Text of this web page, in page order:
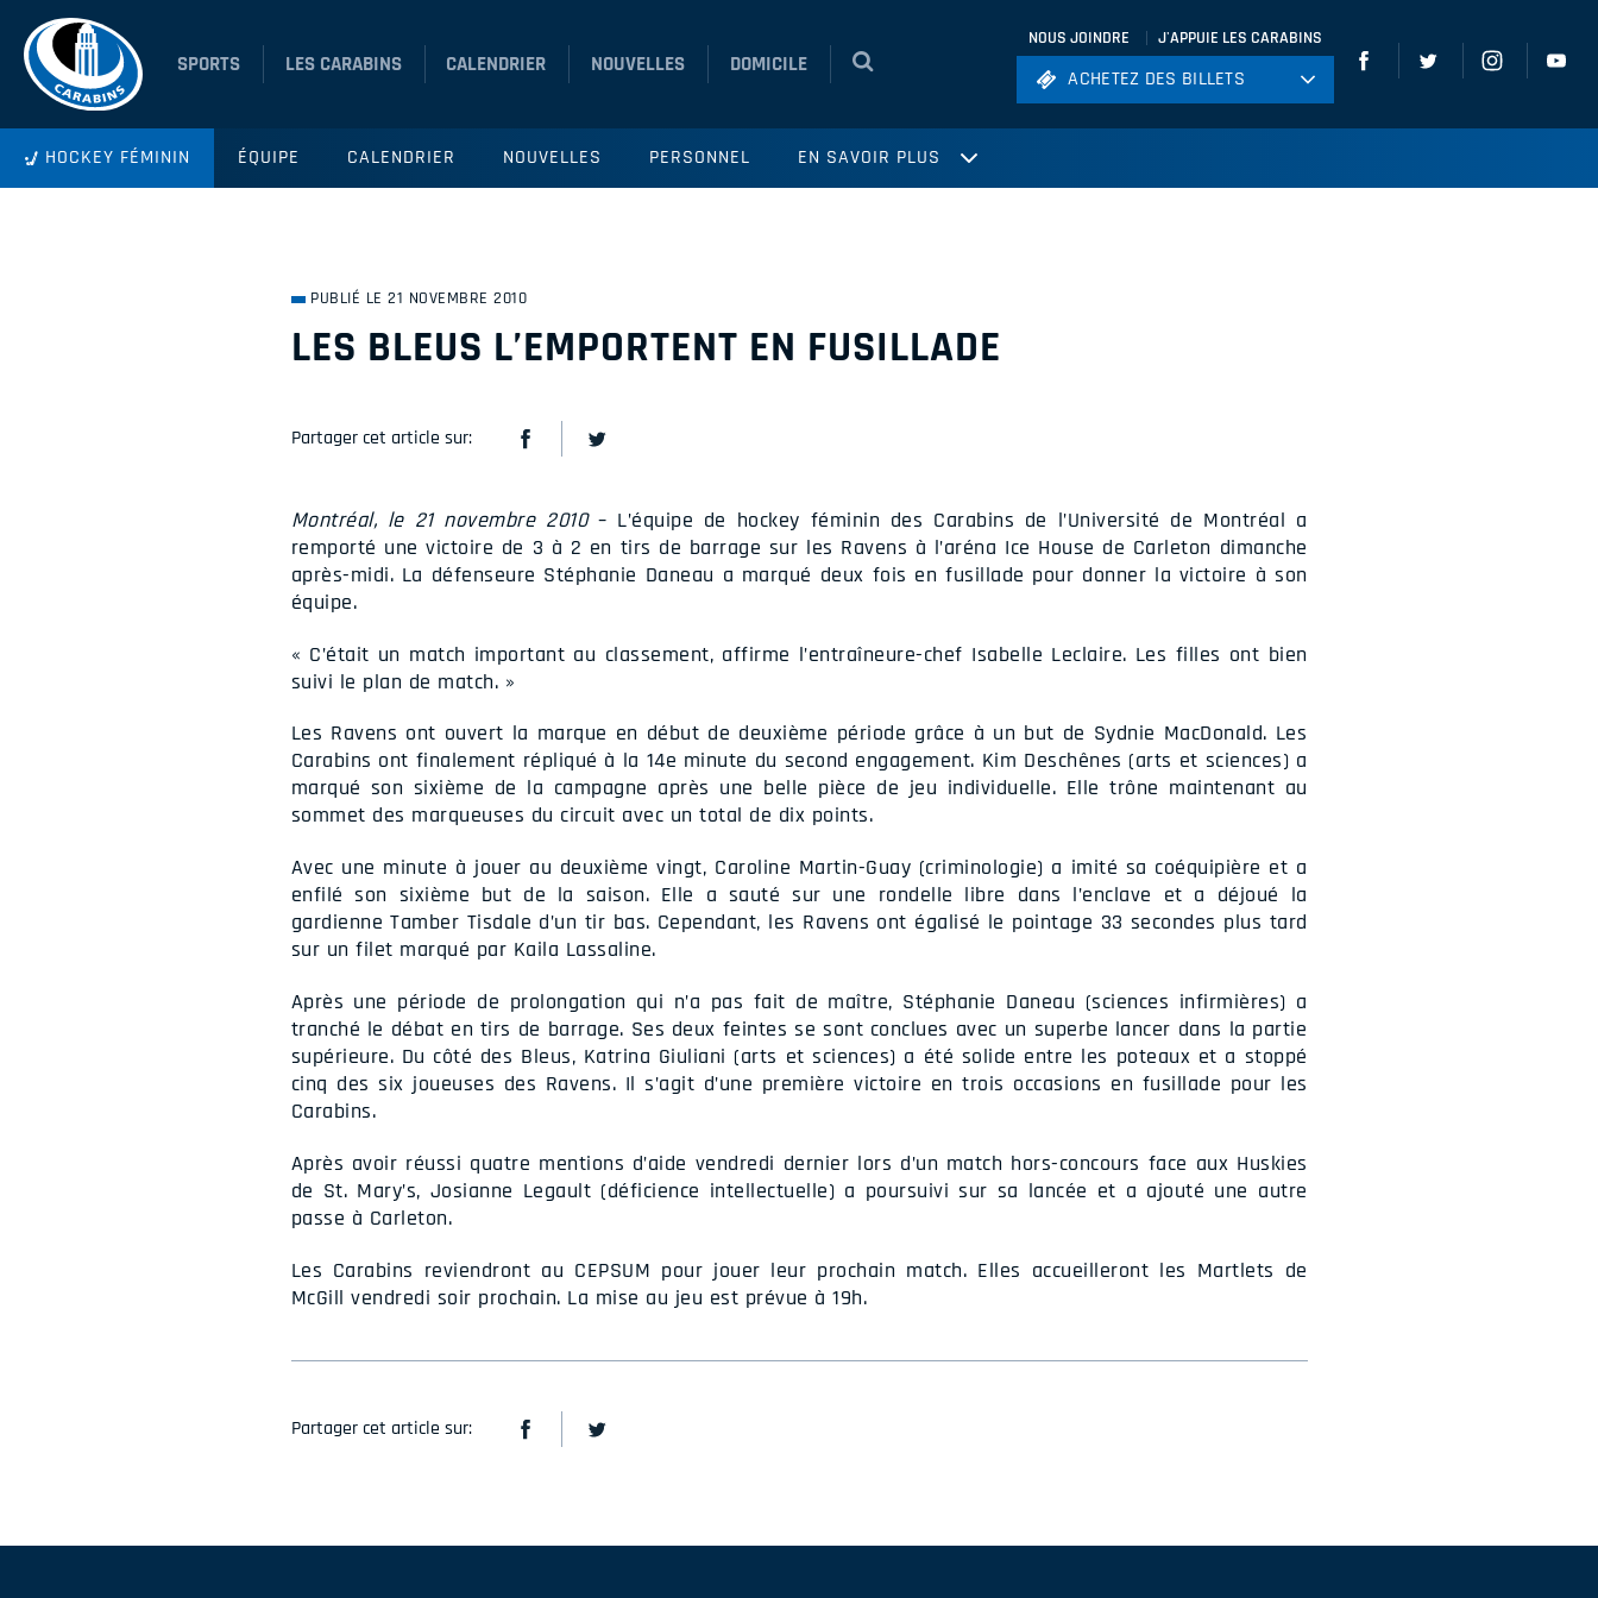
SPORTS LES CARABINS CALENDRIER NOUVELLES DOMICILE
NOUS JOINDRE J'APPUIE LES CARABINS
ACHETEZ DES BILLETS
ACHETEZ DES BILLETS
HOCKEY FÉMININ ÉQUIPE CALENDRIER NOUVELLES PERSONNEL EN SAVOIR PLUS
PUBLIÉ LE 21 NOVEMBRE 2010
LES BLEUS L’EMPORTENT EN FUSILLADE
Partager cet article sur:
Montréal, le 21 novembre 2010– L’équipe de hockey féminin des Carabins de l’Université de Montréal a
remporté une victoire de 3 à 2 en tirs de barrage sur les Ravens à l’aréna Ice House de Carleton dimanche
après-midi. La défenseure Stéphanie Daneau a marqué deux fois en fusillade pour donner la victoire à son
équipe.
« C’était un match important au classement, affirme l’entraîneure-chef Isabelle Leclaire. Les filles ont bien
suivi le plan de match. »
Les Ravens ont ouvert la marque en début de deuxième période grâce à un but de Sydnie MacDonald. Les
Carabins ont finalement répliqué à la 14e minute du second engagement. Kim Deschênes (arts et sciences) a
marqué son sixième de la campagne après une belle pièce de jeu individuelle. Elle trône maintenant au
sommet des marqueuses du circuit avec un total de dix points.
Avec une minute à jouer au deuxième vingt, Caroline Martin-Guay (criminologie) a imité sa coéquipière et a
enfilé son sixième but de la saison. Elle a sauté sur une rondelle libre dans l’enclave et a déjoué la
gardienne Tamber Tisdale d’un tir bas. Cependant, les Ravens ont égalisé le pointage 33 secondes plus tard
sur un filet marqué par Kaila Lassaline.
Après une période de prolongation qui n’a pas fait de maître, Stéphanie Daneau (sciences infirmières) a
tranché le débat en tirs de barrage. Ses deux feintes se sont conclues avec un superbe lancer dans la partie
supérieure. Du côté des Bleus, Katrina Giuliani (arts et sciences) a été solide entre les poteaux et a stoppé
cinq des six joueuses des Ravens. Il s’agit d’une première victoire en trois occasions en fusillade pour les
Carabins.
Après avoir réussi quatre mentions d’aide vendredi dernier lors d’un match hors-concours face aux Huskies
de St. Mary’s, Josianne Legault (déficience intellectuelle) a poursuivi sur sa lancée et a ajouté une autre
passe à Carleton.
Les Carabins reviendront au CEPSUM pour jouer leur prochain match. Elles accueilleront les Martlets de
McGill vendredi soir prochain. La mise au jeu est prévue à 19h.
Partager cet article sur: